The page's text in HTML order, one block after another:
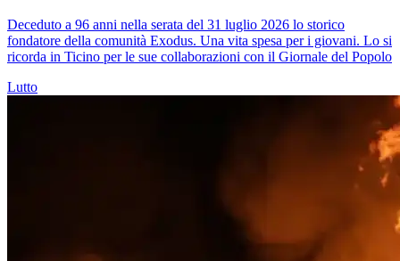
Deceduto a 96 anni nella serata del 31 luglio 2026 lo storico
fondatore della comunità Exodus. Una vita spesa per i giovani. Lo si
ricorda in Ticino per le sue collaborazioni con il Giornale del Popolo
Lutto